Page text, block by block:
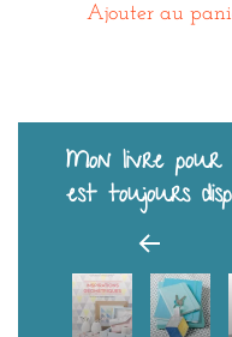
Ajouter au
Mon livre pour
est toujours